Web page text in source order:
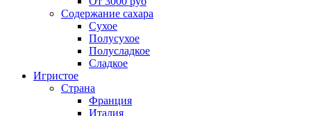
Содержание сахара
Сухое
Полусухое
Полусладкое
Сладкое
Игристое
Страна
Франция
Италия